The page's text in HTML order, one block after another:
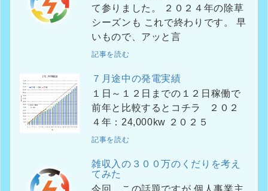
て参りました。 ２０２４年の除草
シーズンも これで終わりです。 早
いもので、アッと言
記事を読む
７月途中の発電実績
１日～１２日までの１２日稼働で
前年と比較するとコチラ ２０２
４年：24,000kw ２０２５
記事を読む
雑収入の３００万のくだりを考え
てみた